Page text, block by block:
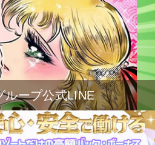
ループ公式LINE